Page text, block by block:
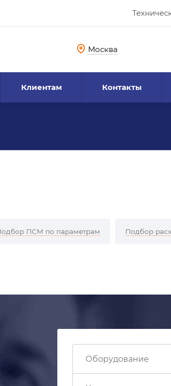
Москва
Клиентам Контакты
ПСМ по параметрам Подбор